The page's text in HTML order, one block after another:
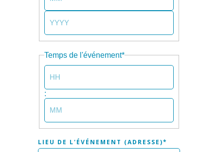
MOIS
Temps de l'événement*
HEURES
:
LIEU DE L'ÉVÉNEMENT (ADRESSE)*